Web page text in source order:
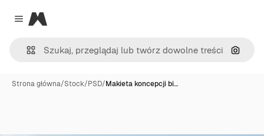
Close menu
Magnific
Szukaj
Strona główna/Stock/PSD/Makieta koncepcji bi…